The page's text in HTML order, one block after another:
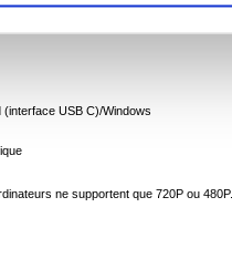
USB C)/Windows
ne supportent que 720P ou 480P.